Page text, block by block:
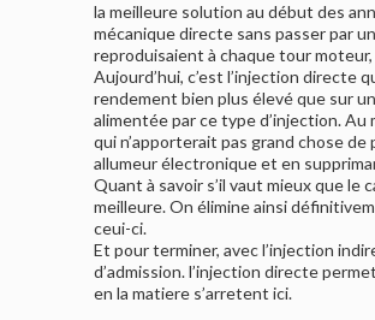
la meilleure solution au début des
mécanique directe sans passer par
reproduisaient à chaque tour
Aujourd’hui, c’est l’injection directe
rendement bien plus élevé que sur
alimentée par ce type d’injection.
qui n’apporterait pas grand chose
allumeur électronique et en
Quant à savoir s’il vaut mieux que le
meilleure. On élimine ainsi
ceui-ci.
Et pour terminer, avec l’injection
d’admission. l’injection directe
en la matiere s’arretent ici.